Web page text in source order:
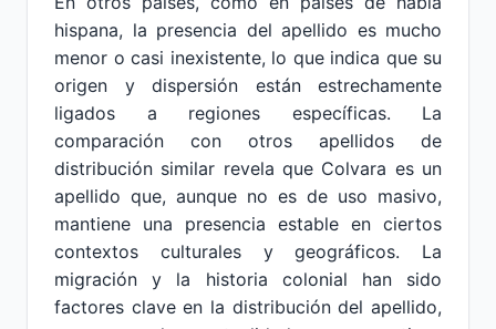
hispana, la presencia del apellido es mucho
menor o casi inexistente, lo que indica que su
origen y dispersión están estrechamente
ligados a regiones específicas. La
comparación con otros apellidos de
distribución similar revela que Colvara es un
apellido que, aunque no es de uso masivo,
mantiene una presencia estable en ciertos
contextos culturales y geográficos. La
migración y la historia colonial han sido
factores clave en la distribución del apellido,